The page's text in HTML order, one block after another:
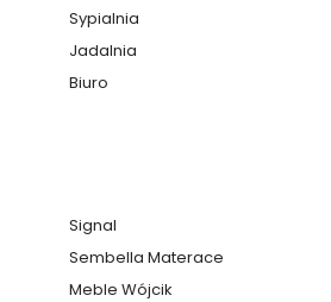
160 cm
Płyta MDF
Sypialnia
Jadalnia
Biuro
Signal
Sembella Materace
Meble Wójcik